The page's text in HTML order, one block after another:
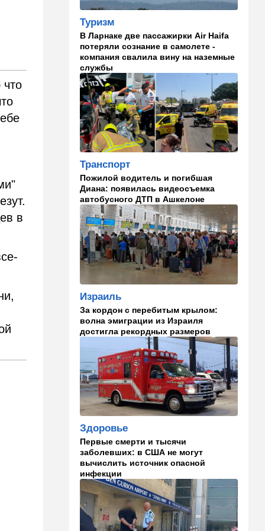
что
в
ночь Одессе и Харькову:
08:45 Деньги
Как торговые сети
манипулируют вами,
заставляя вас
раскошелиться. И как от
этого защититься
07:56 Спорт
Брат известного иранского
спортсмена обратился к
просьбой
07:20 Ближний Восток
Американская блокада
парализовала экспорт
иранской нефти
06:45 Здоровье
Всего 15 минут сна могут
изменить здоровье:
результаты нового
исследования
02:30 Израиль
Погода в Израиле на
неделю: жаркие деньки
00:01 Ближний Восток
Треугольник будет выпит:
"исламский НАТО" угрожает
расширением и
международной изоляцией
Израиля
23:58 Мнения
Каждое утро бреющийся
иудей рискует нарушить
заповедь…
23:36 В мире
Филиппины: израильтянин
Туризм
В Ларнаке две пассажирки Air Haifa
потеряли сознание в самолете -
компания свалила вину на наземные
службы
Транспорт
Пожилой водитель и погибшая
Диана: появилась видеосъемка
автобусного ДТП в Ашкелоне
Израиль
За кордон с перебитым крылом:
волна эмиграции из Израиля
достигла рекордных размеров
Здоровье
Первые смерти и тысячи
заболевших: в США не могут
вычислить источник опасной
инфекции